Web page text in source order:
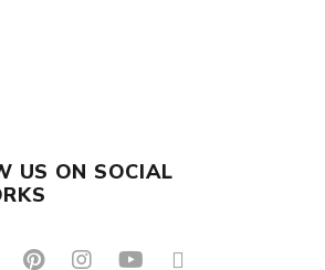
US ON SOCIAL